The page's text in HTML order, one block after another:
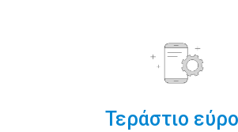
Τεράστιο